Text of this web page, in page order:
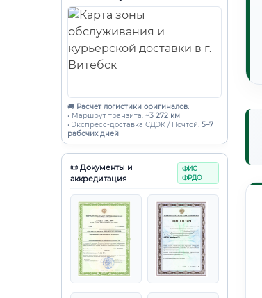
🚚 Расчет логистики оригиналов:
• Маршрут транзита: ~3 272 км
• Экспресс-доставка СДЭК / Почтой: 5–7
рабочих дней
📜 Документы и
аккредитация
ФИС
ФРДО